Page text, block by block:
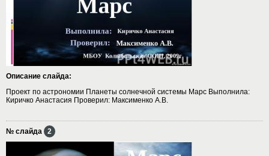
Описание слайда:
Проект по астрономии Планеты солнечной системы Марс Выполнила:
Киричко Анастасия Проверил: Максименко А.В.
№ слайда 2